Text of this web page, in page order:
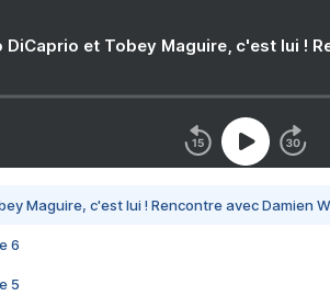
DiCaprio et Tobey Maguire, c'est lui !
Maguire, c'est lui ! Rencontre avec Damien
6
5